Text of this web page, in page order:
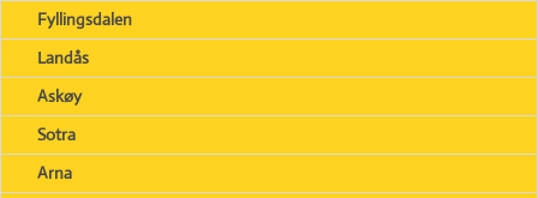
Fyllingsdalen
Landås
Askøy
Sotra
Arna